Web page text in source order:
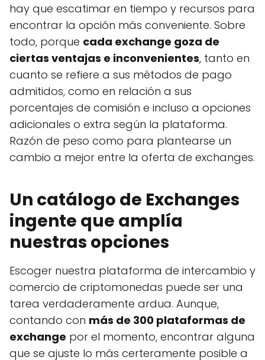
hay que escatimar en tiempo y recursos para
encontrar la opción más conveniente. Sobre
todo, porque cada exchange goza de
ciertas ventajas e inconvenientes, tanto en
cuanto se refiere a sus métodos de pago
admitidos, como en relación a sus
porcentajes de comisión e incluso a opciones
adicionales o extra según la plataforma.
Razón de peso como para plantearse un
cambio a mejor entre la oferta de exchanges.
Un catálogo de Exchanges
ingente que amplía
nuestras opciones
Escoger nuestra plataforma de intercambio y
comercio de criptomonedas puede ser una
tarea verdaderamente ardua. Aunque,
contando con más de 300 plataformas de
exchange por el momento, encontrar alguna
que se ajuste lo más certeramente posible a